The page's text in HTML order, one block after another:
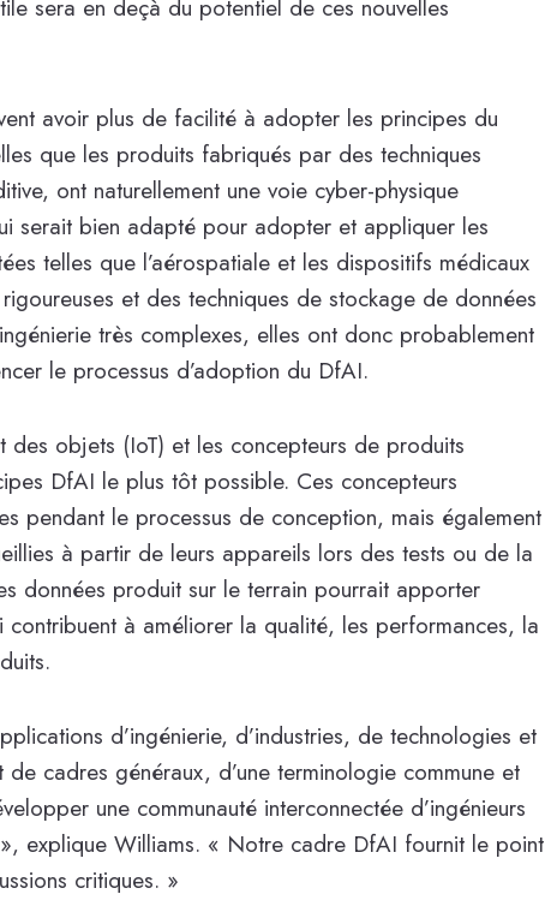
sera en deçà du potentiel de ces nouvelles
avoir plus de facilité à adopter les principes du
que les produits fabriqués par des techniques
ont naturellement une voie cyber-physique
serait bien adapté pour adopter et appliquer les
telles que l’aérospatiale et les dispositifs médicaux
et des techniques de stockage de données
très complexes, elles ont donc probablement
le processus d’adoption du DfAI.
des objets (IoT) et les concepteurs de produits
DfAI le plus tôt possible. Ces concepteurs
pendant le processus de conception, mais également
à partir de leurs appareils lors des tests ou de la
données produit sur le terrain pourrait apporter
contribuent à améliorer la qualité, les performances, la
d’ingénierie, d’industries, de technologies et
de cadres généraux, d’une terminologie commune et
une communauté interconnectée d’ingénieurs
explique Williams. « Notre cadre DfAI fournit le point
critiques. »